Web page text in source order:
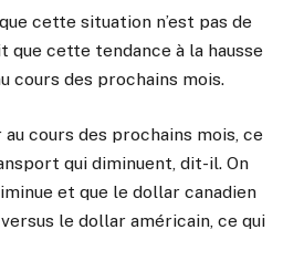
cette situation n’est pas de
que cette tendance à la hausse
cours des prochains mois.
au cours des prochains mois, ce
qui diminuent, dit-il. On
et que le dollar canadien
le dollar américain, ce qui